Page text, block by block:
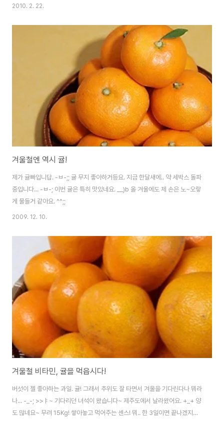
2010. 2. 22.
겨울철엔 역시 귤!
제가 귤빠입니답. -ㅂ-;; 귤 무지 좋아하거등요. 지금 한달새에.. 약 세박스 돌파
중입니다... -ㅂ-; 이번 귤은 특히 맛있네요. __)b 올 겨울에도 제 손은 노~오랗
게 물들거 같아요. ^^;;
2009. 12. 10.
겨울철 비타민, 귤을 먹읍시다!
버섯이 젤 좋아하는 과일. 귤! 그래서 추위도 잘 타면서 겨울을 기다린다나 뭐라
나... -_-; >>ㅑ~ 기다리던 녀석이 왔습니다~ 제주도에서 날라왔어요. +_+ 양
도 많네요~ 무려 15Kg! 쌓아놓고 먹어주는 센스! 뭐.. 한 3일이면 끝나겠지만..